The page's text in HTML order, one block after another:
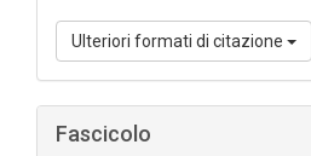
Ulteriori formati di citazione
Fascicolo